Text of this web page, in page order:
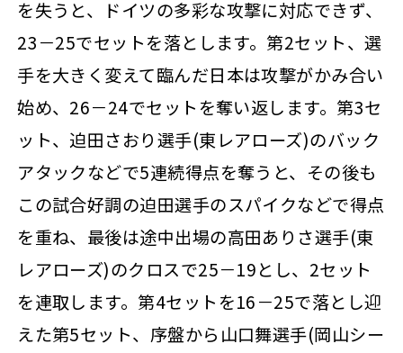
を失うと、ドイツの多彩な攻撃に対応できず、
23－25でセットを落とします。第2セット、選
手を大きく変えて臨んだ日本は攻撃がかみ合い
始め、26－24でセットを奪い返します。第3セ
ット、迫田さおり選手(東レアローズ)のバック
アタックなどで5連続得点を奪うと、その後も
この試合好調の迫田選手のスパイクなどで得点
を重ね、最後は途中出場の高田ありさ選手(東
レアローズ)のクロスで25－19とし、2セット
を連取します。第4セットを16－25で落とし迎
えた第5セット、序盤から山口舞選手(岡山シー